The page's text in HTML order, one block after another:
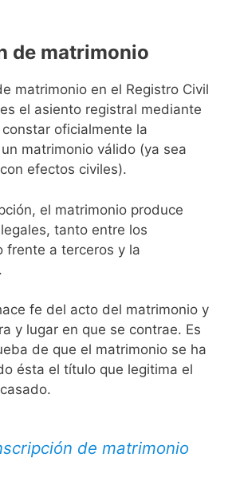
de matrimonio
matrimonio en el Registro Civil
el asiento registral mediante
oficialmente la
matrimonio válido (ya sea
efectos civiles).
el matrimonio produce
tanto entre los
frente a terceros y la
fe del acto del matrimonio y
y lugar en que se contrae. Es
de que el matrimonio se ha
ésta el título que legitima el
de matrimonio